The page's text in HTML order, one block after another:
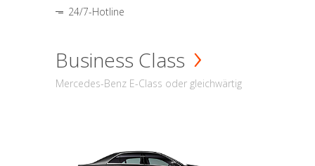
24/7-Hotline
Business Class
Mercedes-Benz E-Class oder gleichwärtig